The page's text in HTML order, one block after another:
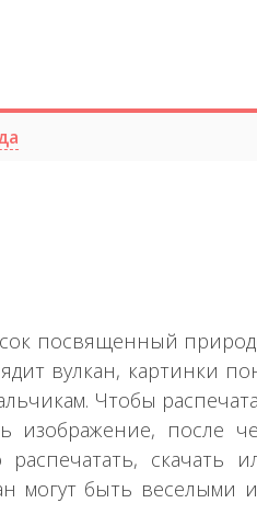
посвященный
вулкан, картинки
Чтобы
изображение, после
скачать
могут быть